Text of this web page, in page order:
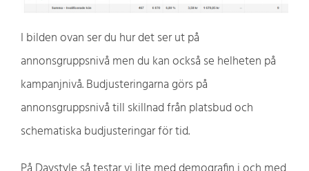
I bilden ovan ser du hur det ser ut på
annonsgruppsnivå men du kan också se helheten på
kampanjnivå. Budjusteringarna görs på
annonsgruppsnivå till skillnad från platsbud och
schematiska budjusteringar för tid.